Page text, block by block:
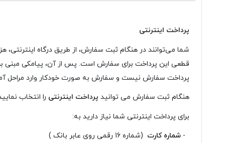
پرداخت اینترنتی
شما می‌توانند در هنگام ثبت سفارش، از طریق درگاه
قطعی این پرداخت برای سفارش است. پس از آن، پیامکی مبنی
پرداخت سفارش نیست و سفارش به صورت خودکار وارد مراحل
هنگام ثبت سفارش می توانید پرداخت اینترنتی را انتخاب
برای پرداخت اینترنتی شما نیاز دارید به:
- شماره کارت (شماره 16 رقمی روی عابر بانک )